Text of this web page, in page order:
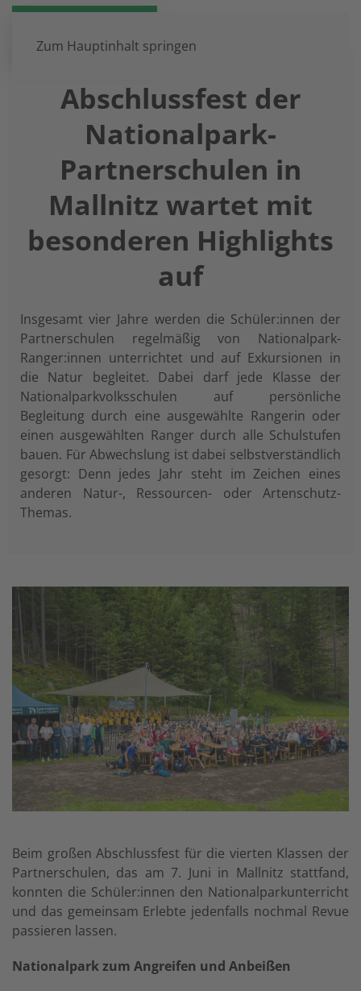
Zum Hauptinhalt springen
Abschlussfest der
Nationalpark-
Partnerschulen in
Mallnitz wartet mit
besonderen Highlights
auf
Insgesamt vier Jahre werden die Schüler:innen der
Partnerschulen regelmäßig von Nationalpark-
Ranger:innen unterrichtet und auf Exkursionen in
die Natur begleitet. Dabei darf jede Klasse der
Nationalparkvolksschulen auf persönliche
Begleitung durch eine ausgewählte Rangerin oder
einen ausgewählten Ranger durch alle Schulstufen
bauen. Für Abwechslung ist dabei selbstverständlich
gesorgt: Denn jedes Jahr steht im Zeichen eines
anderen Natur-, Ressourcen- oder Artenschutz-
Themas.
Beim großen Abschlussfest für die vierten Klassen der
Partnerschulen, das am 7. Juni in Mallnitz stattfand,
konnten die Schüler:innen den Nationalparkunterricht
und das gemeinsam Erlebte jedenfalls nochmal Revue
passieren lassen.
Nationalpark zum Angreifen und Anbeißen